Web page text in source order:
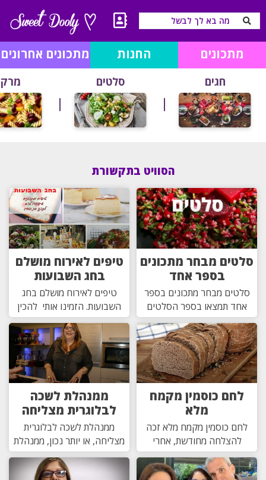
מתכונים החנות מתכונים אחרונים
חגים סלטים
הסוויט בתקשורת
סלטים מבחר מתכונים
בספר אחד
סלטים מבחר מתכונים בספר
אחד תמצאו בספר הסלטים
טיפים לאירוח מושלם
בחג השבועות
טיפים לאירוח מושלם בחג
השבועות. הזמינו אותי להכין
לחם כוסמין מקמח
מלא
לחם כוסמין מקמח מלא זכה
להצלחה מחודשת, אחרי
ממנהלת לשכה
לבלוגרית מצליחה
ממנהלת לשכה לבלוגרית
מצליחה, או יותר נכון, ממנהלת